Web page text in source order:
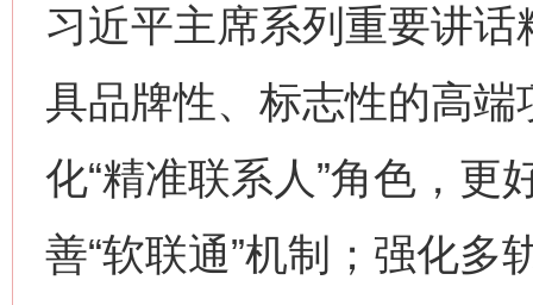
习近平主席系列重要讲
具品牌性、标志性的高端
化“精准联系人”角色，更
善“软联通”机制；强化多